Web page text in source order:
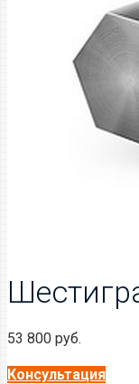
53 800 руб.
Консультация